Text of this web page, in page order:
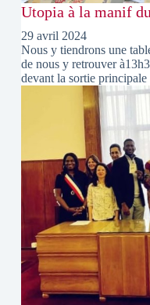
Utopia à la manif
29 avril 2024
Nous y tiendrons une
de nous y retrouver
devant la sortie